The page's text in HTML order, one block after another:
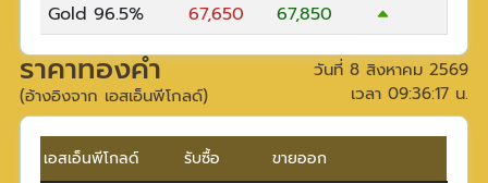
Gold 96.5% 67,650 67,850
ราคาทองคำ
(อ้างอิงจาก เอสเอ็นพีโกลด์)
วันที่ 8 สิงหาคม 2569
เวลา 09:36:17น.
เอสเอ็นพีโกลด์ รับซื้อ ขายออก